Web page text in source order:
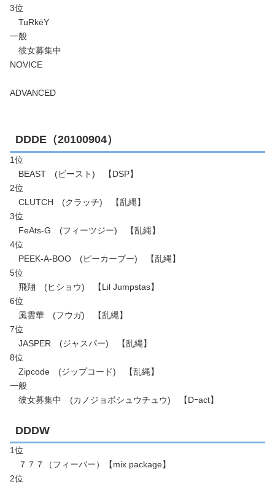
3位
TuRkёY
一般
彼女募集中
NOVICE
ADVANCED
DDDE（20100904）
1位
BEAST (ビースト) 【DSP】
2位
CLUTCH (クラッチ) 【乱縄】
3位
FeAts-G (フィーツジー) 【乱縄】
4位
PEEK-A-BOO (ピーカーブー) 【乱縄】
5位
飛翔 (ヒショウ) 【Lil Jumpstas】
6位
風雲華 (フウガ) 【乱縄】
7位
JASPER (ジャスパー) 【乱縄】
8位
Zipcode (ジップコード) 【乱縄】
一般
彼女募集中 (カノジョボシュウチュウ) 【Dｰact】
DDDW
1位
７７７（フィーバー）【mix package】
2位